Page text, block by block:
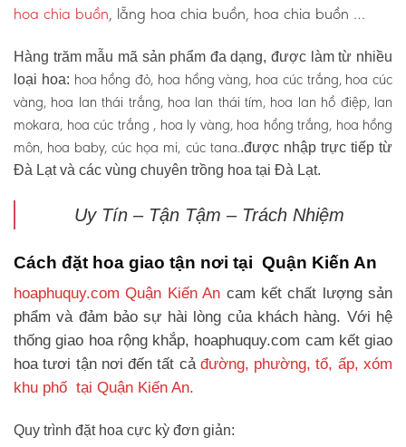
hoa chia buồn, lẵng hoa chia buồn, hoa chia buồn …
Hàng trăm mẫu mã sản phẩm đa dạng, được làm từ nhiều
loại hoa: hoa hồng đỏ, hoa hồng vàng, hoa cúc trắng, hoa cúc
vàng, hoa lan thái trắng, hoa lan thái tím, hoa lan hồ điệp, lan
mokara, hoa cúc trắng , hoa ly vàng, hoa hồng trắng, hoa hồng
môn, hoa baby, cúc họa mi, cúc tana..được nhập trực tiếp từ
Đà Lạt và các vùng chuyên trồng hoa tại Đà Lạt.
Uy Tín – Tận Tậm – Trách Nhiệm
Cách đặt hoa giao tận nơi tại Quận Kiến An
hoaphuquy.com Quận Kiến An cam kết chất lượng sản
phẩm và đảm bảo sự hài lòng của khách hàng. Với hệ
thống giao hoa rộng khắp, hoaphuquy.com cam kết giao
hoa tươi tận nơi đến tất cả đường, phường, tổ, ấp, xóm
khu phố tại Quận Kiến An.
Quy trình đặt hoa cực kỳ đơn giản: